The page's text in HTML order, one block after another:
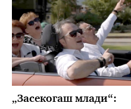
„Засекогаш млади“: